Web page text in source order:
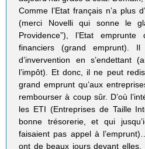
Comme l’Etat français n’a plus
(merci Novelli qui sonne le
Providence”), l’Etat
financiers (grand emprunt).
d’invervention en s’endettant
l’impôt). Et donc, il ne peut
grand emprunt qu’aux
rembourser à coup sûr. D’où
les ETI (Entreprises de Taille
bonne trésorerie, et qui
faisaient pas appel à
ont de beaux jours devant elles.